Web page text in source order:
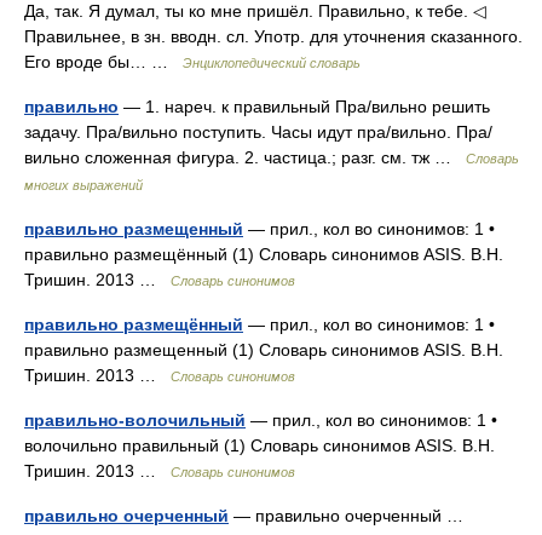
Да, так. Я думал, ты ко мне пришёл. Правильно, к тебе. ◁
Правильнее, в зн. вводн. сл. Употр. для уточнения сказанного.
Его вроде бы… …
Энциклопедический словарь
правильно — 1. нареч. к правильный Пра/вильно решить
задачу. Пра/вильно поступить. Часы идут пра/вильно. Пра/
вильно сложенная фигура. 2. частица.; разг. см. тж …
Словарь
многих выражений
правильно размещенный — прил., кол во синонимов: 1 •
правильно размещённый (1) Словарь синонимов ASIS. В.Н.
Тришин. 2013 …
Словарь синонимов
правильно размещённый — прил., кол во синонимов: 1 •
правильно размещенный (1) Словарь синонимов ASIS. В.Н.
Тришин. 2013 …
Словарь синонимов
правильно-волочильный — прил., кол во синонимов: 1 •
волочильно правильный (1) Словарь синонимов ASIS. В.Н.
Тришин. 2013 …
Словарь синонимов
правильно очерченный — правильно очерченный …